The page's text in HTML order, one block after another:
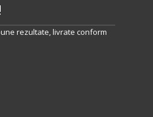
rezultate, livrate conform